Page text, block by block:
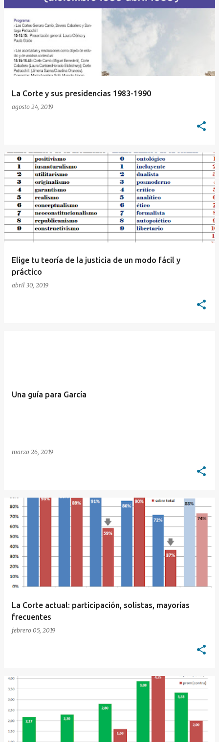
La Corte y sus presidencias 1983-1990
agosto 24, 2019
Elige tu teoría de la justicia de un modo fácil y
práctico
abril 30, 2019
Una guía para García
marzo 26, 2019
La Corte actual: participación, solistas, mayorías
frecuentes
febrero 05, 2019